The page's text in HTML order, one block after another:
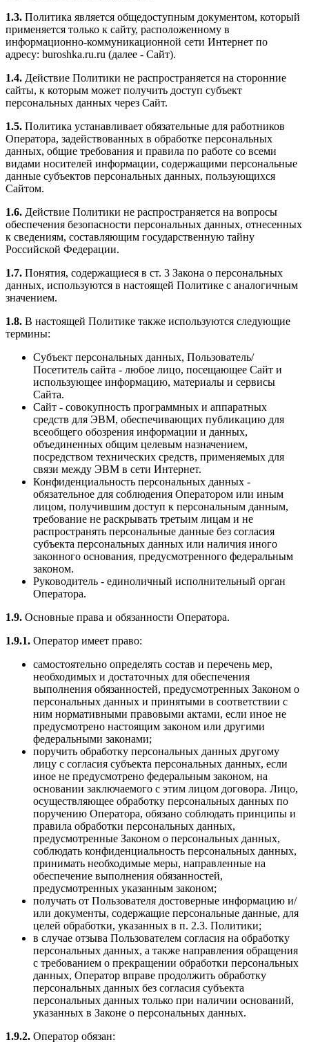
1.3. Политика является общедоступным документом, который
применяется только к сайту, расположенному в
информационно-коммуникационной сети Интернет по
адресу: buroshka.ru.ru (далее - Сайт).
1.4. Действие Политики не распространяется на сторонние
сайты, к которым может получить доступ субъект
персональных данных через Сайт.
1.5. Политика устанавливает обязательные для работников
Оператора, задействованных в обработке персональных
данных, общие требования и правила по работе со всеми
видами носителей информации, содержащими персональные
данные субъектов персональных данных, пользующихся
Сайтом.
1.6. Действие Политики не распространяется на вопросы
обеспечения безопасности персональных данных, отнесенных
к сведениям, составляющим государственную тайну
Российской Федерации.
1.7. Понятия, содержащиеся в ст. 3 Закона о персональных
данных, используются в настоящей Политике с аналогичным
значением.
1.8. В настоящей Политике также используются следующие
термины:
Субъект персональных данных, Пользователь/
Посетитель сайта - любое лицо, посещающее Сайт и
использующее информацию, материалы и сервисы
Сайта.
Сайт - совокупность программных и аппаратных
средств для ЭВМ, обеспечивающих публикацию для
всеобщего обозрения информации и данных,
объединенных общим целевым назначением,
посредством технических средств, применяемых для
связи между ЭВМ в сети Интернет.
Конфиденциальность персональных данных -
обязательное для соблюдения Оператором или иным
лицом, получившим доступ к персональным данным,
требование не раскрывать третьим лицам и не
распространять персональные данные без согласия
субъекта персональных данных или наличия иного
законного основания, предусмотренного федеральным
законом.
Руководитель - единоличный исполнительный орган
Оператора.
1.9. Основные права и обязанности Оператора.
1.9.1. Оператор имеет право:
самостоятельно определять состав и перечень мер,
необходимых и достаточных для обеспечения
выполнения обязанностей, предусмотренных Законом о
персональных данных и принятыми в соответствии с
ним нормативными правовыми актами, если иное не
предусмотрено настоящим законом или другими
федеральными законами;
поручить обработку персональных данных другому
лицу с согласия субъекта персональных данных, если
иное не предусмотрено федеральным законом, на
основании заключаемого с этим лицом договора. Лицо,
осуществляющее обработку персональных данных по
поручению Оператора, обязано соблюдать принципы и
правила обработки персональных данных,
предусмотренные Законом о персональных данных,
соблюдать конфиденциальность персональных данных,
принимать необходимые меры, направленные на
обеспечение выполнения обязанностей,
предусмотренных указанным законом;
получать от Пользователя достоверные информацию и/
или документы, содержащие персональные данные, для
целей обработки, указанных в п. 2.3. Политики;
в случае отзыва Пользователем согласия на обработку
персональных данных, а также направления обращения
с требованием о прекращении обработки персональных
данных, Оператор вправе продолжить обработку
персональных данных без согласия субъекта
персональных данных только при наличии оснований,
указанных в Законе о персональных данных.
1.9.2. Оператор обязан: